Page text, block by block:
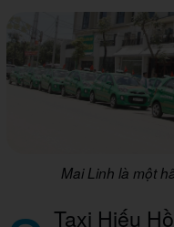
Mai Linh là một
Taxi Hiếu